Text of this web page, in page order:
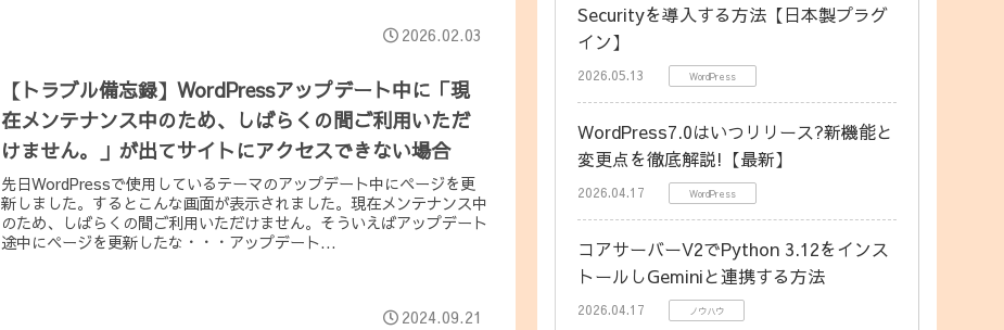
2026.02.03
【トラブル備忘録】WordPressアップデート中に「現
在メンテナンス中のため、しばらくの間ご利用いただ
けません。」が出てサイトにアクセスできない場合
先日WordPressで使用しているテーマのアップデート中にページを更
新しました。するとこんな画面が表示されました。現在メンテナンス中
のため、しばらくの間ご利用いただけません。そういえばアップデート
途中にページを更新したな・・・アップデート...
2024.09.21
Securityを導入する方法【日本製プラグ
イン】
2026.05.13 WordPress
WordPress7.0はいつリリース?新機能と
変更点を徹底解説!【最新】
2026.04.17 WordPress
コアサーバーV2でPython 3.12をインス
トールしGeminiと連携する方法
2026.04.17 ノウハウ